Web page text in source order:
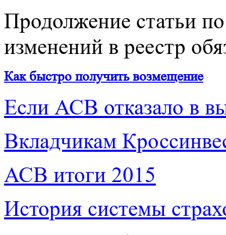
Продолжение статьи
изменений в реестр
Как быстро получить возмещение
Если АСВ отказало в
Вкладчикам
АСВ итоги 2015
История системы